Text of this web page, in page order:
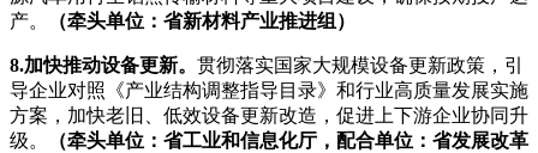
产。
（牵头单位：省新材料产业推进组）
8.加快推动设备更新。 贯彻落实国家大规模设备更新政策，引
导企业对照《产业结构调整指导目录》和行业高质量发展实施
方案，加快老旧、低效设备更新改造，促进上下游企业协同升
级。
（牵头单位：省工业和信息化厅，配合单位：省发展改革